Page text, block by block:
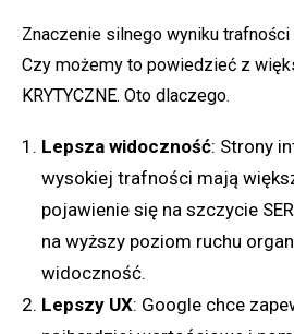
Znaczenie silnego wyniku
Czy możemy to powiedzieć z
KRYTYCZNE. Oto dlaczego.
Lepsza widoczność: Strony
wysokiej trafności mają
pojawienie się na szczycie
na wyższy poziom ruchu
widoczność.
Lepszy UX: Google chce